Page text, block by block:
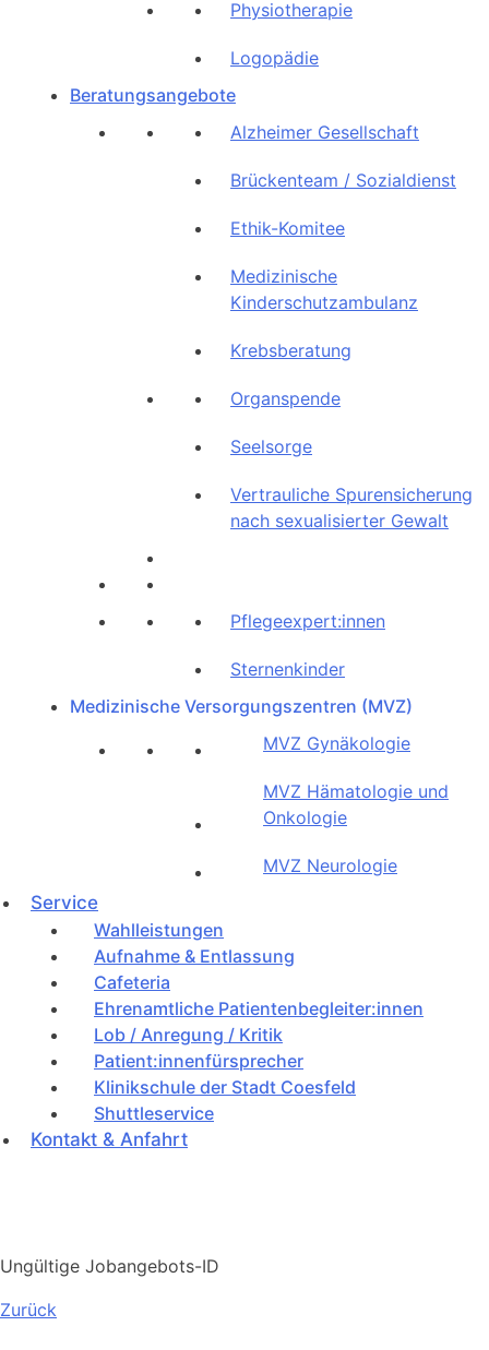
Physiotherapie
Logopädie
Beratungsangebote
Alzheimer Gesellschaft
Brückenteam / Sozialdienst
Ethik-Komitee
Medizinische
Kinderschutzambulanz
Krebsberatung
Organspende
Seelsorge
Vertrauliche Spurensicherung
nach sexualisierter Gewalt
Pflegeexpert:innen
Sternenkinder
Medizinische Versorgungszentren (MVZ)
MVZ Gynäkologie
MVZ Hämatologie und
Onkologie
MVZ Neurologie
Service
Wahlleistungen
Aufnahme & Entlassung
Cafeteria
Ehrenamtliche Patientenbegleiter:innen
Lob / Anregung / Kritik
Patient:innenfürsprecher
Klinikschule der Stadt Coesfeld
Shuttleservice
Kontakt & Anfahrt
Ungültige Jobangebots-ID
Zurück